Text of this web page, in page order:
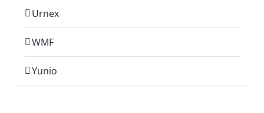
Urnex
WMF
Yunio